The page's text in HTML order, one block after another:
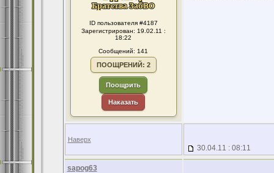
ID пользователя #4187
Зарегистрирован: 19.02.11 :
18:22
Сообщений: 141
ПООЩРЕНИЙ: 2
Поощрить
Наказать
Наверх
30.04.11 : 08:11
sapog63